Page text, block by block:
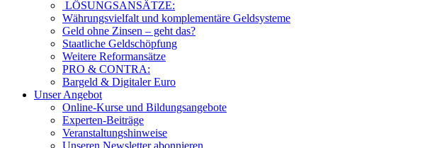
LÖSUNGSANSÄTZE:
Währungsvielfalt und komplementäre Geldsysteme
Geld ohne Zinsen – geht das?
Staatliche Geldschöpfung
Weitere Reformansätze
PRO & CONTRA:
Bargeld & Digitaler Euro
Unser Angebot
Online-Kurse und Bildungsangebote
Experten-Beiträge
Veranstaltungshinweise
Unseren Newsletter abonnieren